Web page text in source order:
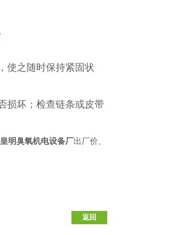
使之随时保持紧固状
损坏；检查链条或皮带
明臭氧机电设备厂出厂价、
返回